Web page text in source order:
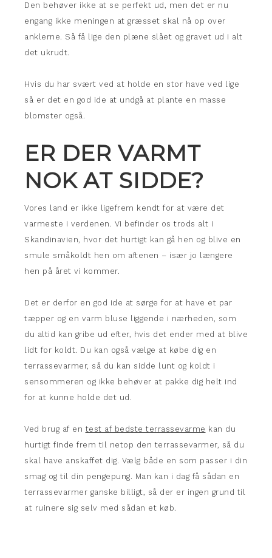
Den behøver ikke at se perfekt ud, men det er nu
engang ikke meningen at græsset skal nå op over
anklerne. Så få lige den plæne slået og gravet ud i alt
det ukrudt.
Hvis du har svært ved at holde en stor have ved lige
så er det en god ide at undgå at plante en masse
blomster også.
ER DER VARMT
NOK AT SIDDE?
Vores land er ikke ligefrem kendt for at være det
varmeste i verdenen. Vi befinder os trods alt i
Skandinavien, hvor det hurtigt kan gå hen og blive en
smule småkoldt hen om aftenen – især jo længere
hen på året vi kommer.
Det er derfor en god ide at sørge for at have et par
tæpper og en varm bluse liggende i nærheden, som
du altid kan gribe ud efter, hvis det ender med at blive
lidt for koldt. Du kan også vælge at købe dig en
terrassevarmer, så du kan sidde lunt og koldt i
sensommeren og ikke behøver at pakke dig helt ind
for at kunne holde det ud.
Ved brug af en test af bedste terrassevarme kan du
hurtigt finde frem til netop den terrassevarmer, så du
skal have anskaffet dig. Vælg både en som passer i din
smag og til din pengepung. Man kan i dag få sådan en
terrassevarmer ganske billigt, så der er ingen grund til
at ruinere sig selv med sådan et køb.